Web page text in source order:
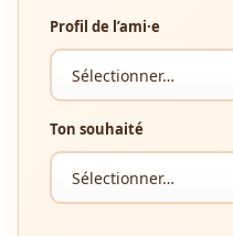
Profil de l’ami·e
Ton souhaité